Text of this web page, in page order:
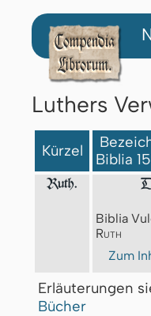
Luthers
Kürzel
Biblia
Ruth.
Biblia
Ruth
Zum
Erläuterungen
Bücher